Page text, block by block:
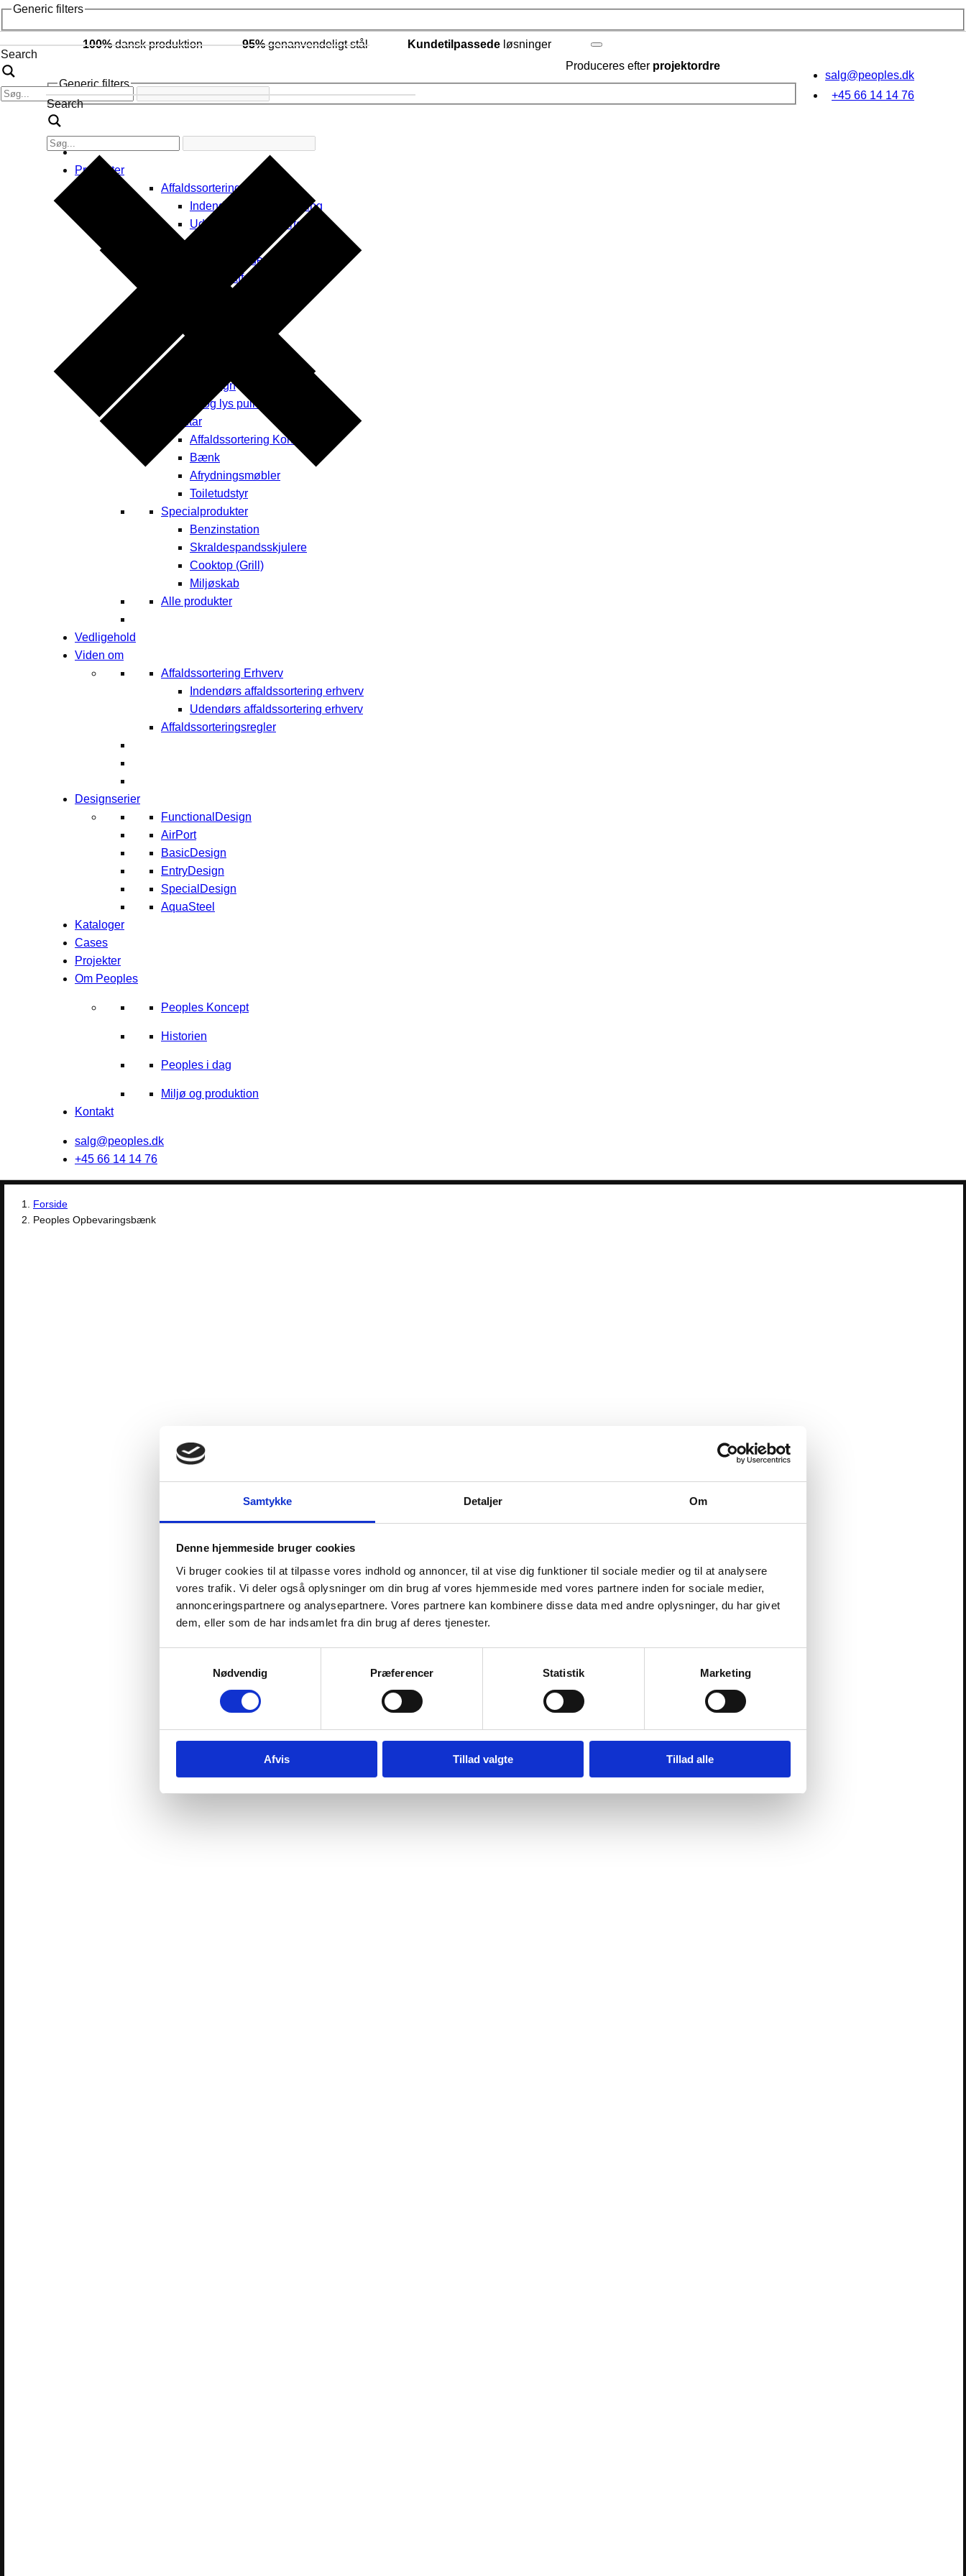
Samtykke Detaljer Om
Denne hjemmeside bruger cookies
Vi bruger cookies til at tilpasse vores indhold og annoncer, til at vise dig funktioner til sociale medier og til at analysere
vores trafik. Vi deler også oplysninger om din brug af vores hjemmeside med vores partnere inden for sociale medier,
annonceringspartnere og analysepartnere. Vores partnere kan kombinere disse data med andre oplysninger, du har givet
dem, eller som de har indsamlet fra din brug af deres tjenester.
Nødvendig
Præferencer Statistik Marketing
Afvis Tillad valgte Tillad alle
Search
Generic filters
100%dansk produktion 95%genanvendeligt stål Kundetilpassede løsninger
Produceres efter projektordre
salg@peoples.dk
+45 66 14 14 76
Search
Generic filters
Produkter
Affaldssortering
Indendørs affaldssortering
Udendørs affaldssortering
Byrumsinventar
Affaldsspande
Byrums affaldssortering
Fodhegn
El og lys pullerter
Inventar
Affaldssortering Kontor
Bænk
Afrydningsmøbler
Toiletudstyr
Specialprodukter
Benzinstation
Skraldespandsskjulere
Cooktop (Grill)
Miljøskab
Alle produkter
Vedligehold
Viden om
Affaldssortering Erhverv
Indendørs affaldssortering erhverv
Udendørs affaldssortering erhverv
Affaldssorteringsregler
Designserier
FunctionalDesign
AirPort
BasicDesign
EntryDesign
SpecialDesign
AquaSteel
Kataloger
Cases
Projekter
Om Peoples
Peoples Koncept
Historien
Peoples i dag
Miljø og produktion
Kontakt
salg@peoples.dk
+45 66 14 14 76
Forside
Peoples Opbevaringsbænk